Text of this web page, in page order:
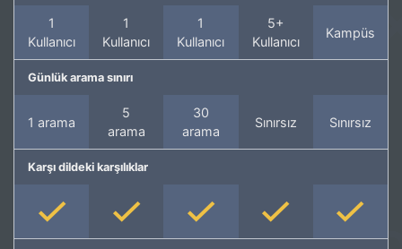
1
Kullanıcı
1
Kullanıcı
1
Kullanıcı
5+
Kullanıcı
Kampüs
Günlük arama sınırı
1 arama
5
arama
30
arama
Sınırsız Sınırsız
Karşı dildeki karşılıklar